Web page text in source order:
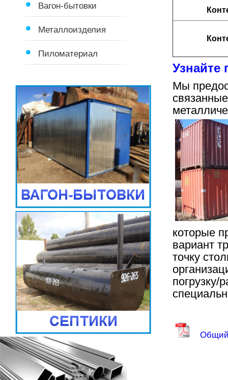
Узнайте
Мы
которые
вариант
точку
погрузку/
Общий
Вагон-бытовки
Металлоизделия
Пиломатериал